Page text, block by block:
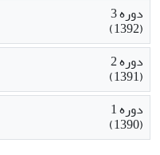
دوره 3
(1392)
دوره 2
(1391)
دوره 1
(1390)